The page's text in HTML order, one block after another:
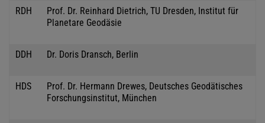
RDH
Prof. Dr. Reinhard Dietrich, TU Dresden, Institut für
Planetare Geodäsie
DDH Dr. Doris Dransch, Berlin
HDS
Prof. Dr. Hermann Drewes, Deutsches Geodätisches
Forschungsinstitut, München